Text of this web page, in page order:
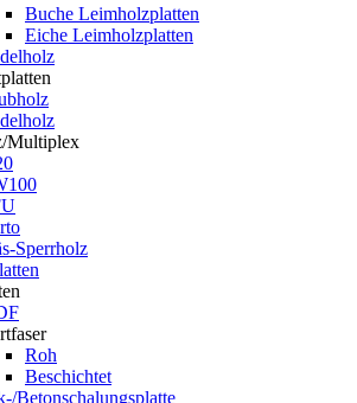
Buche Leimholzplatten
Eiche Leimholzplatten
Multiplex
Sperrholz
Roh
Beschichtet
Betonschalungsplatte